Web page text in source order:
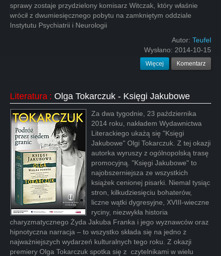
sprawy zostaje przydzielony komisarz Witczak, który właśnie
wrócił z dwumiesięcznego pobytu na zamkniętym oddziale
Instytutu Psychiatrii i Neurologii
Autor: Teufel
Wysłano: 2014-10-15
Więcej Komentarz
Literatura : Olga Tokarczuk - Księgi Jakubowe
Za dwa tygodnie, 23 października
2014 roku, nakładem Wydawnictwa
Literackiego ukażą się "Księgi
Jakubowe" Olgi Tokarczuk. Z tej okazji
autorka wyruszy z ogólnopolską trasę
promocyjną. "Księgi Jakubowe" to
najobszerniejsza ze wszystkich
książek cenionej pisarki. Niemal tysiąc
stron, kilkudziesięciu bohaterów,
liczne wątki dygresyjne, XVIII-wieczne
ryciny, niezwykła historia
charyzmatycznego Żyda Jakuba Franka i jego wyznawców oraz
hipnotyczna narracja – to wszystko składa się na jedno z
najważniejszych wydarzeń kulturalnych tego roku. Z okazji
premiery Olga Tokarczuk spotka się z czytelnikami w wielu